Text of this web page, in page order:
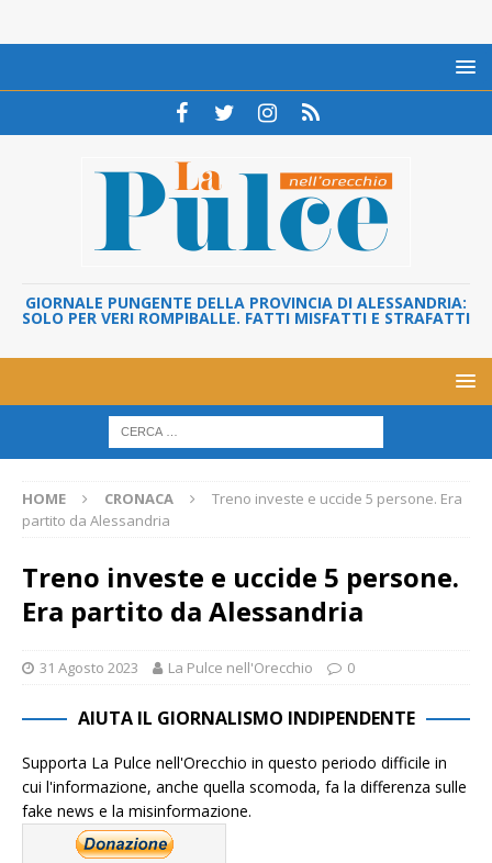
GIORNALE PUNGENTE DELLA PROVINCIA DI ALESSANDRIA:
SOLO PER VERI ROMPIBALLE. FATTI MISFATTI E STRAFATTI
HOME CRONACA
Treno investe e uccide 5 persone. Era
partito da Alessandria
Treno investe e uccide 5 persone.
Era partito da Alessandria
31 Agosto 2023 La Pulce nell'Orecchio 0
AIUTA IL GIORNALISMO INDIPENDENTE
Supporta La Pulce nell'Orecchio in questo periodo difficile in
cui l'informazione, anche quella scomoda, fa la differenza sulle
fake news e la misinformazione.